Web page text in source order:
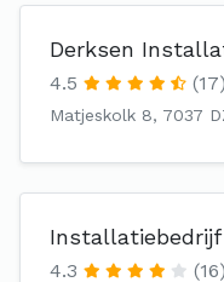
Derksen
4.5 (17)
Matjeskolk 8, 7037
Installatiebedrijf
4.3 (16)